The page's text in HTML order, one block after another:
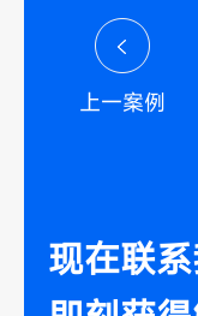
上一案例
现在联系